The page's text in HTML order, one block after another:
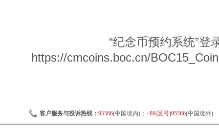
“纪念币预约系统”登
https://cmcoins.boc.cn/
客户服务与投诉热线： 95566(中国境内)； +86(区号)95566(中国境外)